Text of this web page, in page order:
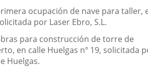
ocupación de nave para taller,
por Laser Ebro, S.L.
para construcción de torre de
en calle Huelgas nº 19, solicitada
Huelgas.